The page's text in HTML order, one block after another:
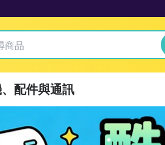
配件與通訊